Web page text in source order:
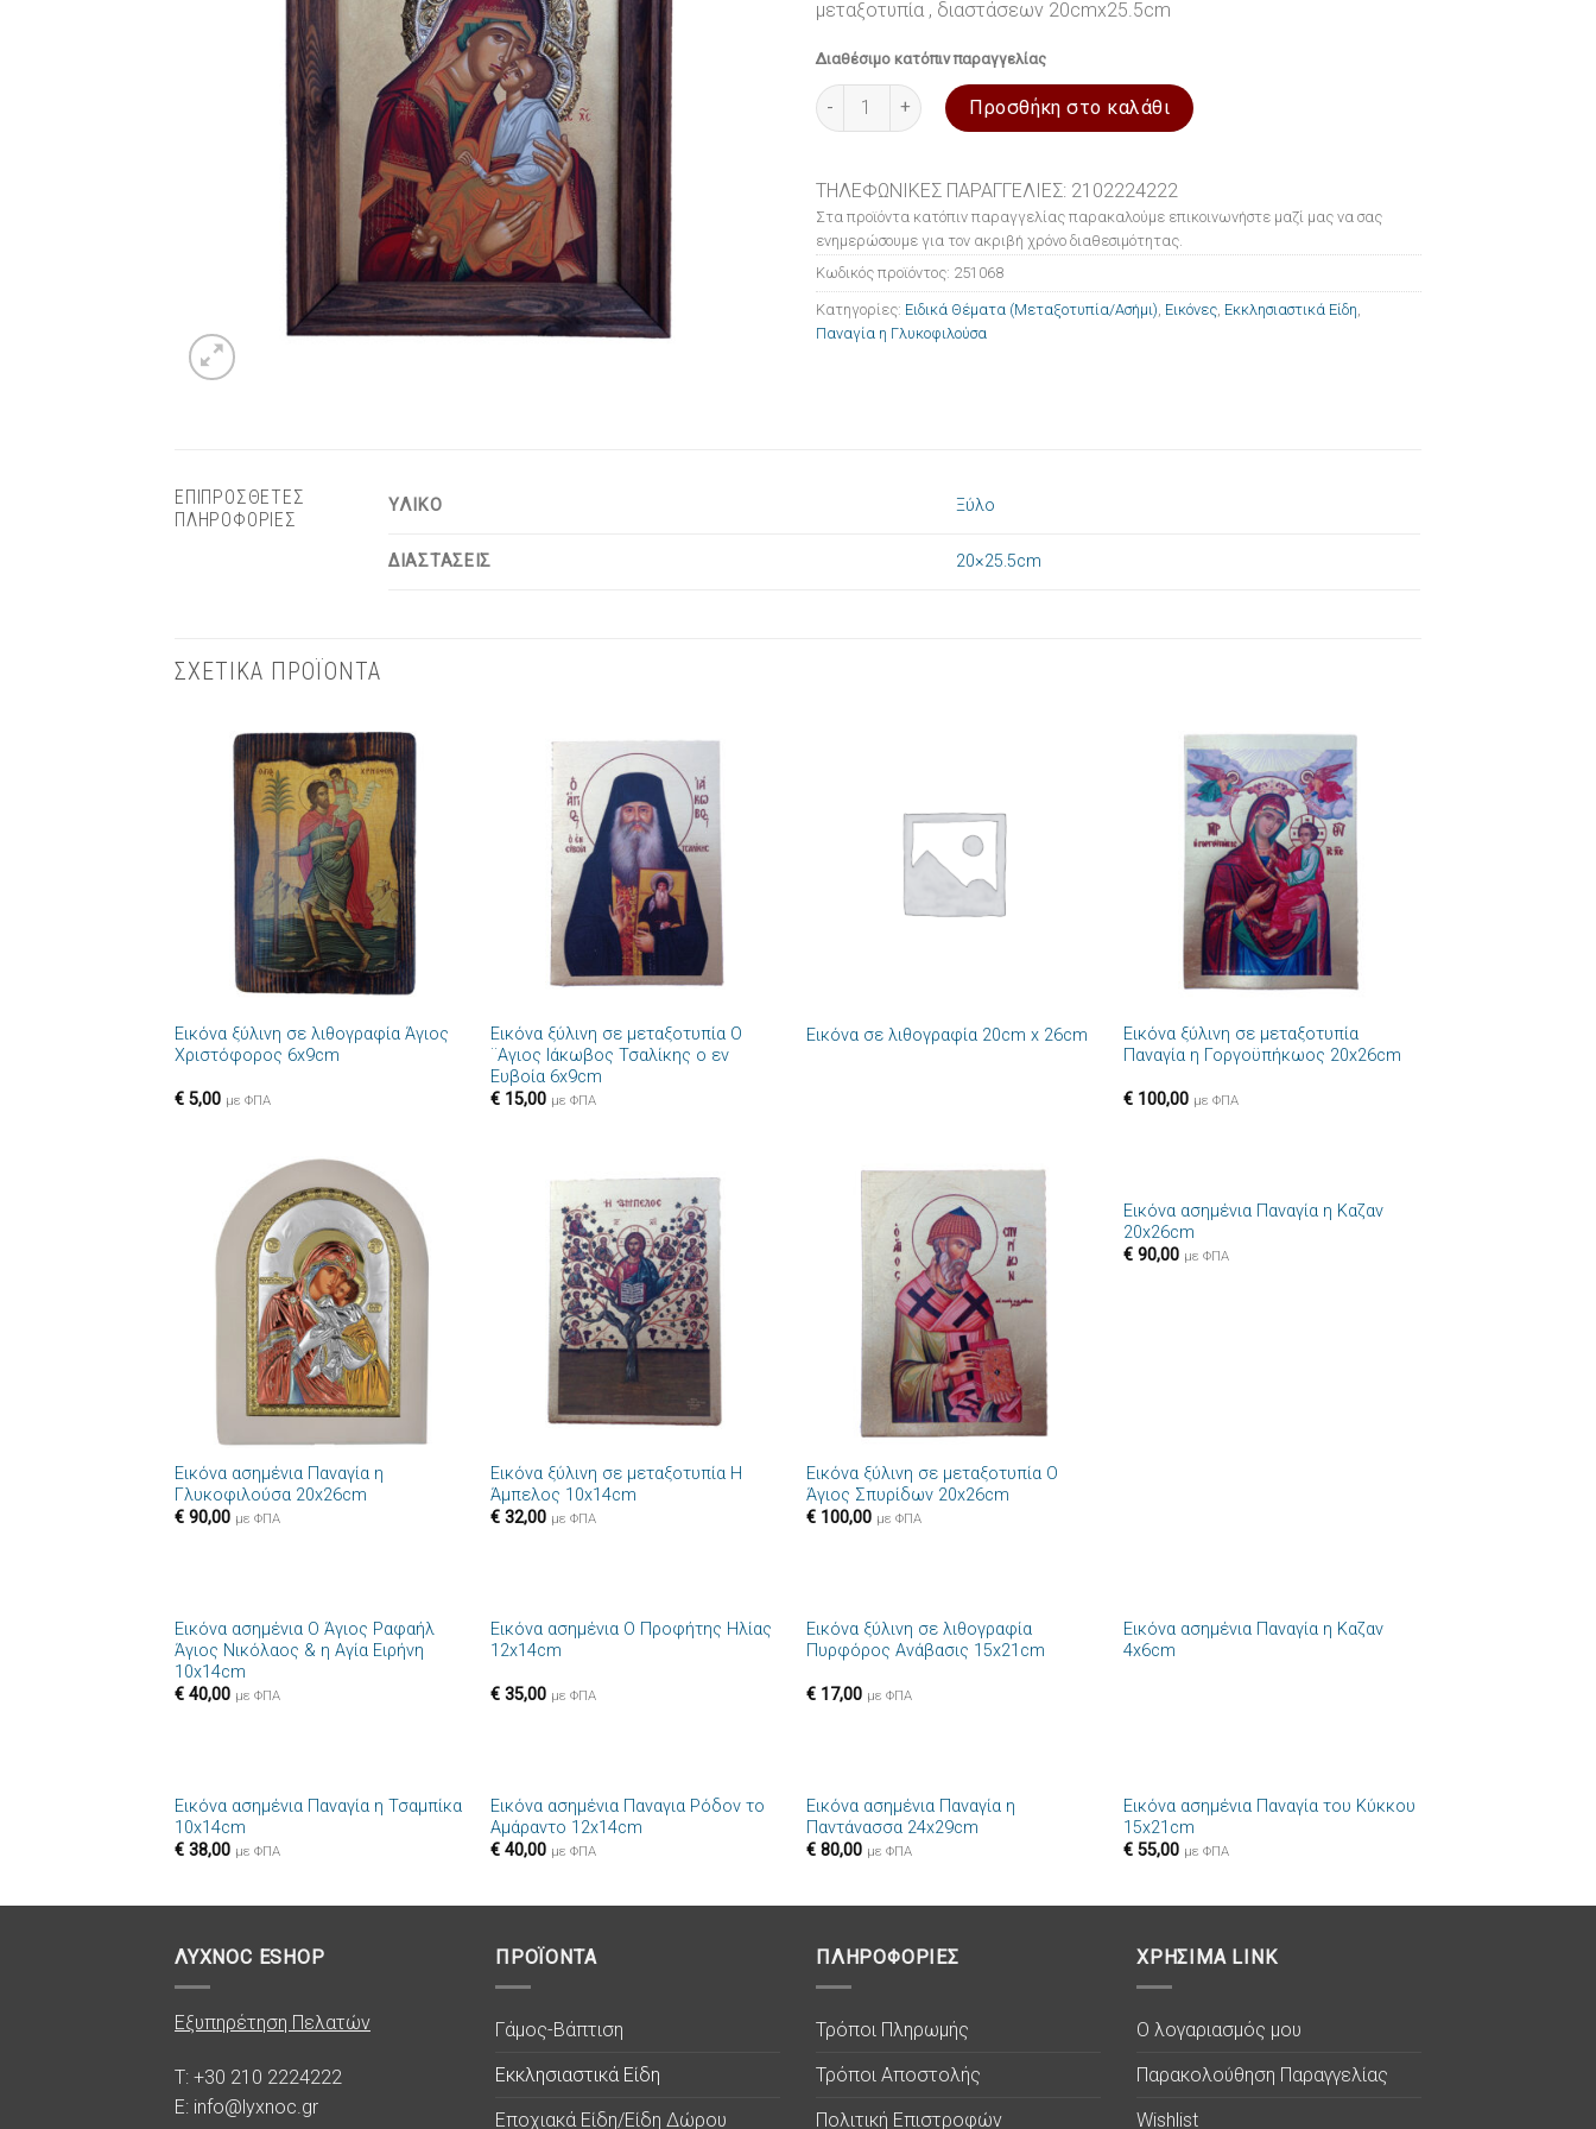
μεταξοτυπία , διαστάσεων 20cmx25.5cm
Διαθέσιμο κατόπιν παραγγελίας
Εικόνα ξύλινη Ειδικά Θέματα (Μεταξοτυπία/Ασήμι) Παναγία η Γλυκοφιλούσα 20x25.5cm ποσότητα
Προσθήκη στο καλάθι
ΤΗΛΕΦΩΝΙΚΕΣ ΠΑΡΑΓΓΕΛΙΕΣ: 2102224222
Στα προϊόντα κατόπιν παραγγελίας παρακαλούμε επικοινωνήστε μαζί μας να σας
ενημερώσουμε για τον ακριβή χρόνο διαθεσιμότητας.
Κωδικός προϊόντος: 251068
Κατηγορίες: Ειδικά Θέματα (Μεταξοτυπία/Ασήμι) Εικόνες Εκκλησιαστικά Είδη
Παναγία η Γλυκοφιλούσα
ΕΠΙΠΡΟΣΘΕΤΕΣ
ΠΛΗΡΟΦΟΡΙΕΣ
ΥΛΙΚΟ Ξύλο
ΔΙΑΣΤΑΣΕΙΣ 20×25.5cm
ΣΧΕΤΙΚΑ ΠΡΟΪΟΝΤΑ
Πρόσθήκη
στην λίστα
επιθυμιών
Εικόνα ξύλινη σε λιθογραφία Άγιος
Χριστόφορος 6x9cm
€5,00 με ΦΠΑ
Πρόσθήκη
στην λίστα
επιθυμιών
Εικόνα ξύλινη σε μεταξοτυπία Ο
¨Αγιος Ιάκωβος Τσαλίκης ο εν
Ευβοία 6x9cm
€ 15,00 με ΦΠΑ
Εικόνα σε λιθογραφία 20cm x 26cm
Πρόσθήκη
στην λίστα
επιθυμιών
Εικόνα ξύλινη σε μεταξοτυπία
Παναγία η Γοργοϋπήκωος 20x26cm
€100,00 με ΦΠΑ
Πρόσθήκη
στην λίστα
επιθυμιών
Εικόνα ασημένια Παναγία η
Γλυκοφιλούσα 20x26cm
€90,00 με ΦΠΑ
Πρόσθήκη
στην λίστα
επιθυμιών
Εικόνα ξύλινη σε μεταξοτυπία Η
Άμπελος 10x14cm
€ 32,00 με ΦΠΑ
Πρόσθήκη
στην λίστα
επιθυμιών
Εικόνα ξύλινη σε μεταξοτυπία Ο
Άγιος Σπυρίδων 20x26cm
€ 100,00 με ΦΠΑ
Πρόσθήκη
Εικόνα ασημένια Παναγία η Καζαν
20x26cm
€90,00 με ΦΠΑ
Πρόσθήκη
στην λίστα
Εικόνα ασημένια Ο Άγιος Ραφαήλ
Άγιος Νικόλαος & η Αγία Ειρήνη
10x14cm
€40,00 με ΦΠΑ
Πρόσθήκη
Εικόνα ασημένια Ο Προφήτης Ηλίας
12x14cm
€ 35,00 με ΦΠΑ
Πρόσθήκη
στην λίστα
Εικόνα ξύλινη σε λιθογραφία
Πυρφόρος Ανάβασις 15x21cm
€ 17,00 με ΦΠΑ
Πρόσθήκη
Εικόνα ασημένια Παναγία η Καζαν
4x6cm
Πρόσθήκη
Εικόνα ασημένια Παναγία η Τσαμπίκα
10x14cm
€38,00 με ΦΠΑ
Πρόσθήκη
Εικόνα ασημένια Παναγια Ρόδον το
Αμάραντο 12x14cm
€ 40,00 με ΦΠΑ
Εικόνα ασημένια Παναγία η
Παντάνασσα 24x29cm
€ 80,00 με ΦΠΑ
Πρόσθήκη
Εικόνα ασημένια Παναγία του Κύκκου
15x21cm
€55,00 με ΦΠΑ
ΛΥΧΝΟC ESHOP
Εξυπηρέτηση Πελατών
T: +30 210 2224222
E: info@lyxnoc.gr
ΠΡΟΪΟΝΤΑ
Γάμος-Βάπτιση
Εκκλησιαστικά Είδη
Εποχιακά Είδη/Είδη Δώρου
ΠΛΗΡΟΦΟΡΙΕΣ
Τρόποι Πληρωμής
Τρόποι Αποστολής
Πολιτική Επιστροφών
ΧΡΗΣΙΜΑ LINK
Ο λογαριασμός μου
Παρακολούθηση Παραγγελίας
Wishlist